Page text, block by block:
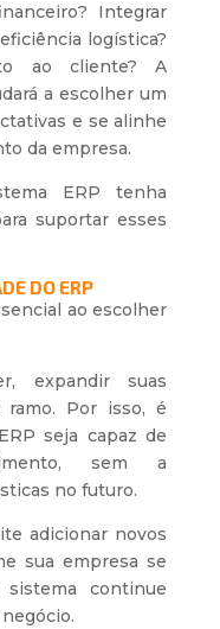
Integrar
logística?
ao cliente? A
a escolher um
e se alinhe
da empresa.
ERP tenha
suportar esses
DO ERP
ao escolher
expandir suas
Por isso, é
seja capaz de
sem a
no futuro.
adicionar novos
sua empresa se
continue